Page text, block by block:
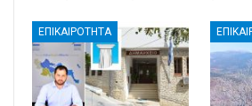
ΕΠΙΚΑΙΡΟΤΗΤΑ